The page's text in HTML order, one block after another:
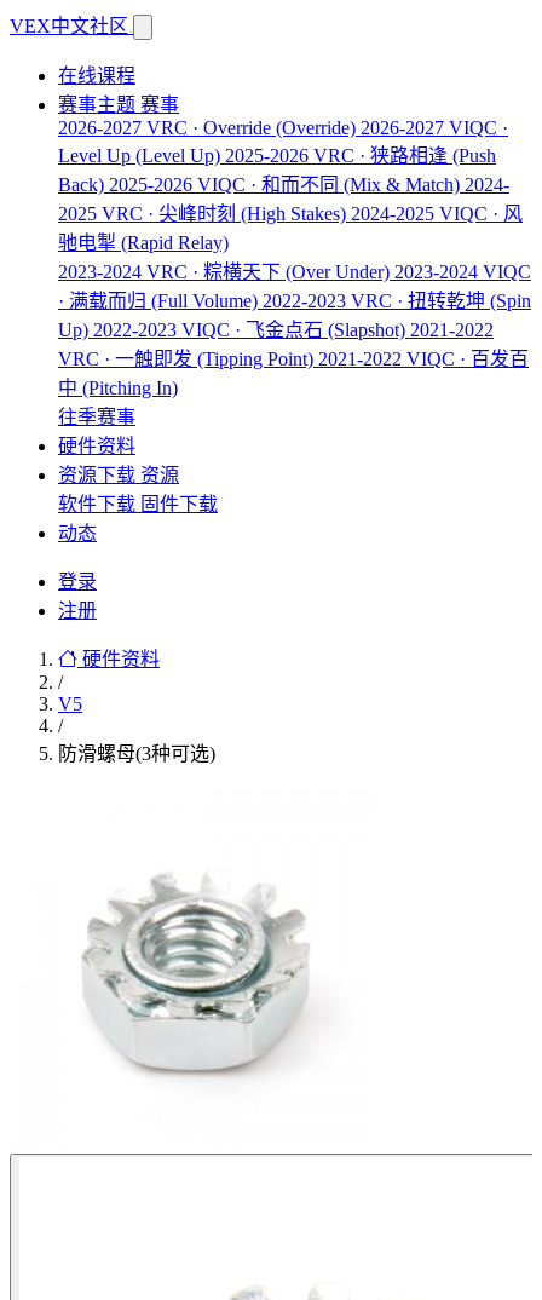
VEX中文社区
在线课程
赛事主题 赛事
2026-2027 VRC · Override (Override) 2026-2027 VIQC ·
Level Up (Level Up) 2025-2026 VRC · 狭路相逢 (Push
Back) 2025-2026 VIQC · 和而不同 (Mix & Match) 2024-
2025 VRC · 尖峰时刻 (High Stakes) 2024-2025 VIQC · 风
驰电掣 (Rapid Relay)
2023-2024 VRC · 粽横天下 (Over Under) 2023-2024 VIQC
· 满载而归 (Full Volume) 2022-2023 VRC · 扭转乾坤 (Spin
Up) 2022-2023 VIQC · 飞金点石 (Slapshot) 2021-2022
VRC · 一触即发 (Tipping Point) 2021-2022 VIQC · 百发百
中 (Pitching In)
往季赛事
硬件资料
资源下载 资源
软件下载 固件下载
动态
登录
注册
硬件资料
/
V5
/
防滑螺母(3种可选)